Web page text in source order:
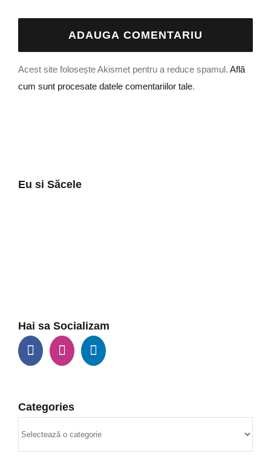
Acest site folosește Akismet pentru a reduce spamul. Află
cum sunt procesate datele comentariilor tale.
Eu si Săcele
Hai sa Socializam
Categories